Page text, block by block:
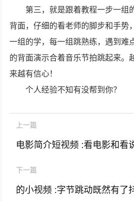
第三，就是跟着教程一步一组
背面，仔细的看老师的脚步和手势
一组的学，每一组跳熟练，遇到难
的背面演示合着音乐节拍跳起来。
来越有信心！
个人经验不知有没帮到你？
上一篇
下一篇